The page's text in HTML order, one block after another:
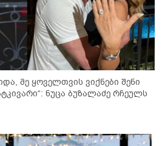
მე ყოველთვის ვიქნები შენი
ნუცა ბუზალაძე რჩეულს